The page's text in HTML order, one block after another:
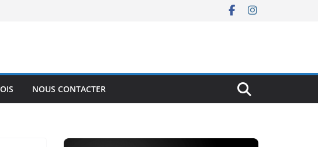
NOUS CONTACTER